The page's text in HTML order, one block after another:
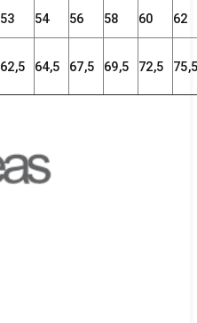
53 54 56 58 60
62
62,5 64,5 67,5 69,5 72,5